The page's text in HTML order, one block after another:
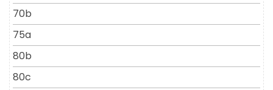
70b
75a
80b
80c